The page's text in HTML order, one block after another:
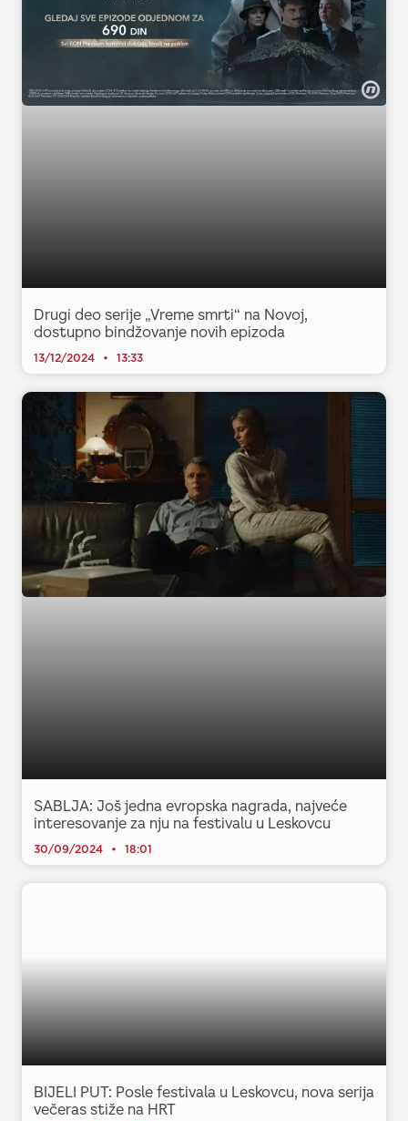
Drugi deo serije „Vreme smrti“ na Novoj,
dostupno bindžovanje novih epizoda
13/12/2024 13:33
SABLJA: Još jedna evropska nagrada, najveće
interesovanje za nju na festivalu u Leskovcu
30/09/2024 18:01
BIJELI PUT: Posle festivala u Leskovcu, nova serija
večeras stiže na HRT